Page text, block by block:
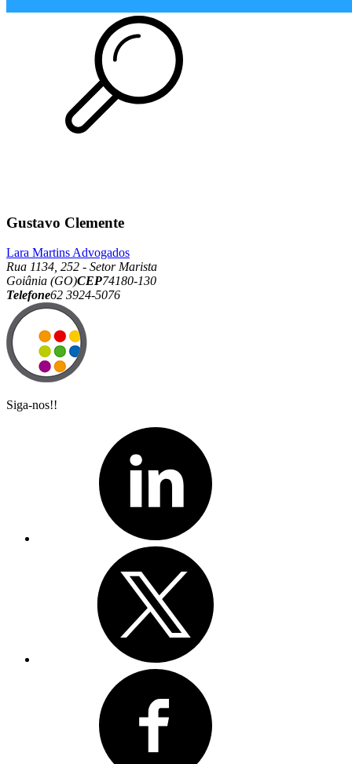
Gustavo Clemente
Lara Martins Advogados
Rua 1134, 252 - Setor Marista
Goiânia (GO)CEP74180-130
Telefone62 3924-5076
Siga-nos!!